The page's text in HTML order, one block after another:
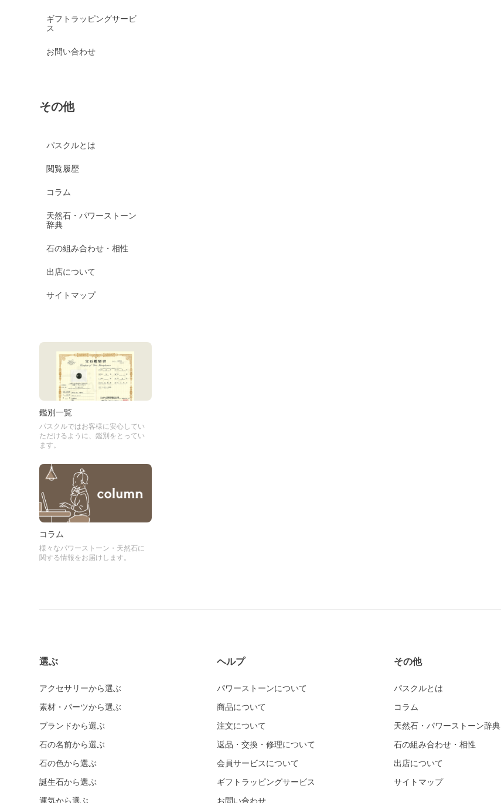
ギフトラッピングサービ
ス
お問い合わせ
その他
パスクルとは
閲覧履歴
コラム
天然石・パワーストーン
辞典
石の組み合わせ・相性
出店について
サイトマップ
鑑別一覧
パスクルではお客様に安心してい
ただけるように、鑑別をとってい
ます。
コラム
様々なパワーストーン・天然石に
関する情報をお届けします。
選ぶ
アクセサリーから選ぶ
素材・パーツから選ぶ
ブランドから選ぶ
石の名前から選ぶ
石の色から選ぶ
誕生石から選ぶ
運気から選ぶ
ヘルプ
パワーストーンについて
商品について
注文について
返品・交換・修理について
会員サービスについて
ギフトラッピングサービス
お問い合わせ
その他
パスクルとは
コラム
天然石・パワーストーン辞典
石の組み合わせ・相性
出店について
サイトマップ